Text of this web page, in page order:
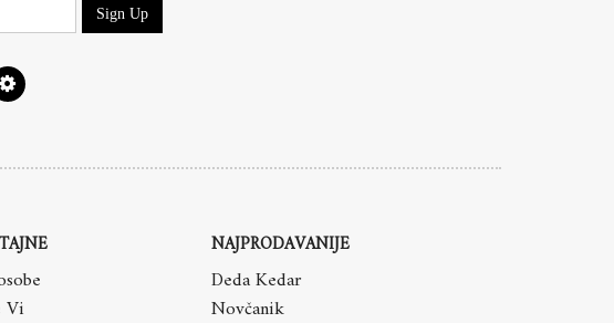
Sign Up
Vi
NAJPRODAVANIJE
Deda Kedar
Novčanik